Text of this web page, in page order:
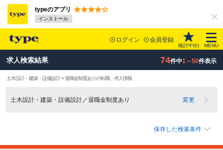
typeのアプリ
インストール
ログイン 会員登録
検討中(0) MENU
求人検索結果 74件中1～50件表示
土木設計・建築・設備設計 × 退職金制度ありの転職・求人情報
土木設計・建築・設備設計／退職金制度あり 変更
保存した検索条件